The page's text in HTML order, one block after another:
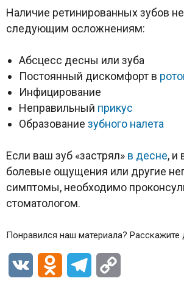
Наличие ретинированных зубов
следующим осложнениям:
Абсцесс десны или зуба
Постоянный дискомфорт в
Инфицирование
Неправильный прикус
Образование зубного налета
Если ваш зуб «застрял» в десне, и
болевые ощущения или другие
симптомы, необходимо
стоматологом.
Понравился наш материала? Расскажите
VK Odnoklassniki
Telegram